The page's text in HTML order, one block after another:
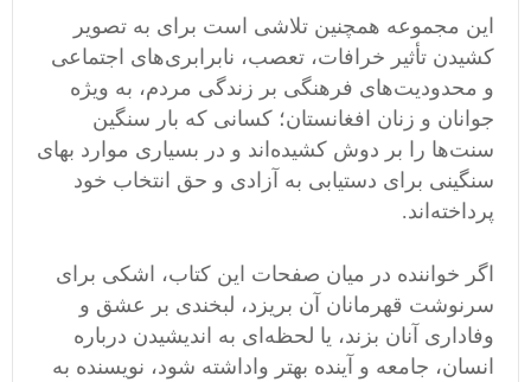
این مجموعه همچنین تلاشی است برای به تصویر
کشیدن تأثیر خرافات، تعصب، نابرابری‌های اجتماعی
و محدودیت‌های فرهنگی بر زندگی مردم، به ویژه
جوانان و زنان افغانستان؛ کسانی که بار سنگین
سنت‌ها را بر دوش کشیده‌اند و در بسیاری موارد بهای
سنگینی برای دستیابی به آزادی و حق انتخاب خود
پرداخته‌اند.
اگر خواننده در میان صفحات این کتاب، اشکی برای
سرنوشت قهرمانان آن بریزد، لبخندی بر عشق و
وفاداری آنان بزند، یا لحظه‌ای به اندیشیدن درباره
انسان، جامعه و آینده بهتر واداشته شود، نویسنده به